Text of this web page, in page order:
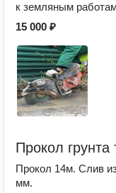
к земляным
15 000 ₽
Прокол
Прокол 14м. Слив
мм.